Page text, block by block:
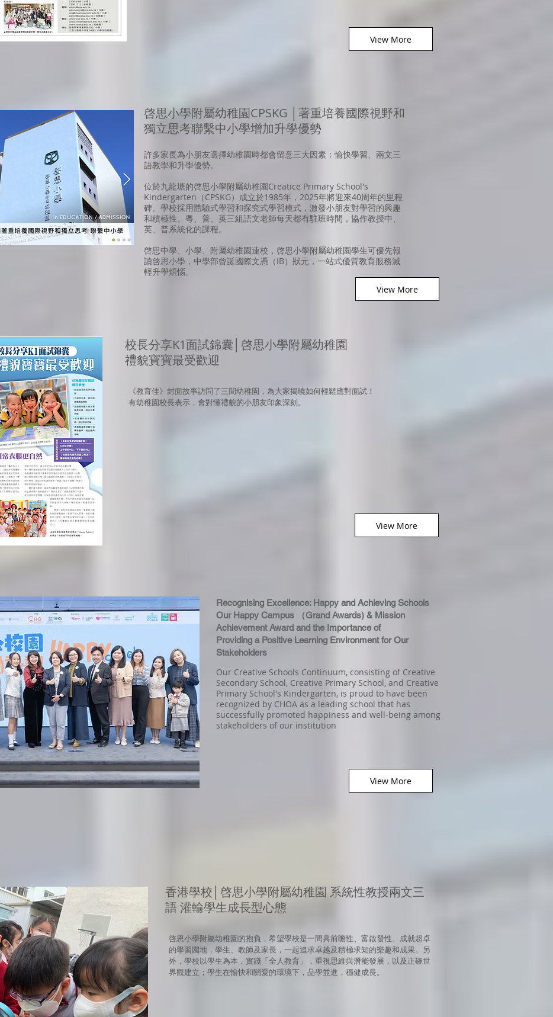
View More
啓思小學附屬幼稚園CPSKG │著重培養國際視野和
獨立思考聯繫中小學增加升學優勢
許多家長為小朋友選擇幼稚園時都會留意三大因素：愉快學習、兩文三
語教學和升學優勢。
位於九龍塘的啓思小學附屬幼稚園Creatice Primary School's
Kindergarten（CPSKG）成立於1985年，2025年將迎來40周年的里程
碑。學校採用體驗式學習和探究式學習模式，激發小朋友對學習的興趣
和積極性。粵、普、英三組語文老師每天都有駐班時間，協作教授中、
英、普系統化的課程。
啓思中學、小學、附屬幼稚園連校，啓思小學附屬幼稚園學生可優先報
讀啓思小學，中學部曾誕國際文憑（IB）狀元，一站式優質教育服務減
輕升學煩惱。
View More
校長分享K1面試錦囊│啓思小學附屬幼稚園
禮貌寶寶最受歡迎
《教育佳》封面故事訪問了三間幼稚園，為大家揭曉如何輕鬆應對面試！
有幼稚園校長表示，會對懂禮貌的小朋友印象深刻。
View More
Recognising Excellence: Happy and Achieving Schools
Our Happy Campus （Grand Awards) & Mission
Achievement Award and the Importance of
Providing a Positive Learning Environment for Our
Stakeholders
Our Creative Schools Continuum, consisting of Creative
Secondary School, Creative Primary School, and Creative
Primary School's Kindergarten, is proud to have been
recognized by CHOA as a leading school that has
successfully promoted happiness and well-being among
stakeholders of our institution
View More
香港學校│啓思小學附屬幼稚園 系統性教授兩文三
語 灌輸學生成長型心態
啓思小學附屬幼稚園的抱負，希望學校是一間具前瞻性、富啟發性、成就超卓
的學習園地，學生、教師及家長，一起追求卓越及積極求知的樂趣和成果。另
外，學校以學生為本，實踐「全人教育」，重視思維與潛能發展，以及正確世
界觀建立；學生在愉快和關愛的環境下，品學並進，穩健成長。